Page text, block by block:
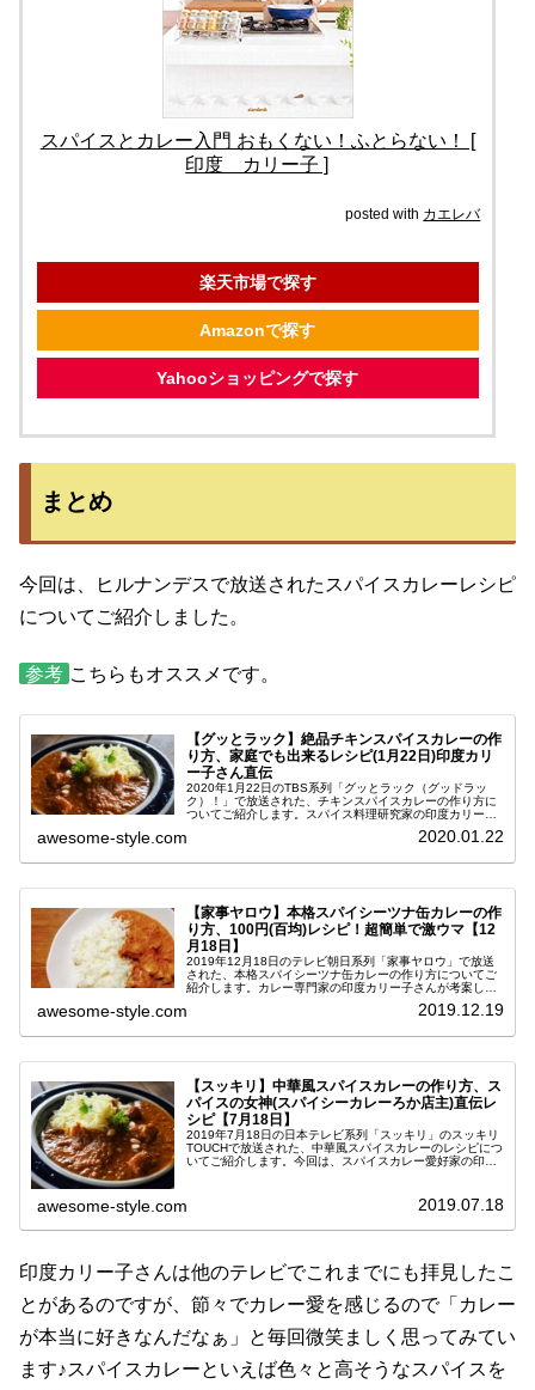
スパイスとカレー入門 おもくない！ふとらない！ [
印度 カリー子 ]
posted with カエレバ
楽天市場で探す
Amazonで探す
Yahooショッピングで探す
まとめ
今回は、ヒルナンデスで放送されたスパイスカレーレシピ
についてご紹介しました。
参考 こちらもオススメです。
【グッとラック】絶品チキンスパイスカレーの作
り方、家庭でも出来るレシピ(1月22日)印度カリ
ー子さん直伝
2020年1月22日のTBS系列「グッとラック（グッドラッ
ク）！」で放送された、チキンスパイスカレーの作り方に
ついてご紹介します。スパイス料理研究家の印度カリー子
awesome-style.com 2020.01.22
【家事ヤロウ】本格スパイシーツナ缶カレーの作
り方、100円(百均)レシピ！超簡単で激ウマ【12
月18日】
2019年12月18日のテレビ朝日系列「家事ヤロウ」で放送
された、本格スパイシーツナ缶カレーの作り方についてご
紹介します。カレー専門家の印度カリー子さんが考案し
awesome-style.com 2019.12.19
【スッキリ】中華風スパイスカレーの作り方、ス
パイスの女神(スパイシーカレーろか店主)直伝レ
シピ【7月18日】
2019年7月18日の日本テレビ系列「スッキリ」のスッキリ
TOUCHで放送された、中華風スパイスカレーのレシピにつ
いてご紹介します。今回は、スパイスカレー愛好家の印度
awesome-style.com 2019.07.18
印度カリー子さんは他のテレビでこれまでにも拝見したこ
とがあるのですが、節々でカレー愛を感じるので「カレー
が本当に好きなんだなぁ」と毎回微笑ましく思ってみてい
ます♪スパイスカレーといえば色々と高そうなスパイスを